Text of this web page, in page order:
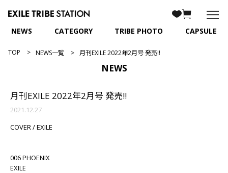
NEWS CATEGORY TRIBE PHOTO CAPSULE
TOP NEWS一覧 月刊EXILE 2022年2月号 発売!!
NEWS
月刊EXILE 2022年2月号 発売!!
2021.12.27
COVER / EXILE
006 PHOENIX
EXILE